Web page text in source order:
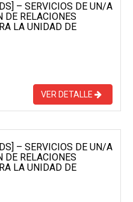
– SERVICIOS DE UN/A
DE RELACIONES
LA UNIDAD DE
VER DETALLE
– SERVICIOS DE UN/A
DE RELACIONES
LA UNIDAD DE